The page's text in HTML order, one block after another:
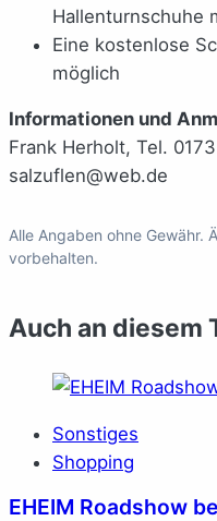
Hallenturnschuhe
Eine kostenlose
möglich
Informationen und
Frank Herholt, Tel.
salzuflen@web.de
Alle Angaben ohne Gewähr.
vorbehalten.
Auch an diesem
Sonstiges
Shopping
EHEIM Roadshow